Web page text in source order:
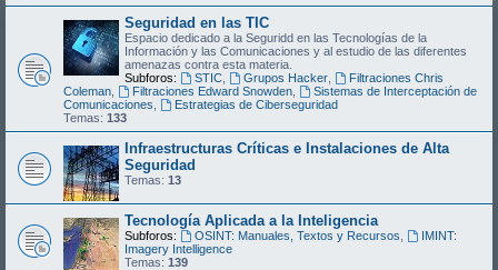
Seguridad en las TIC
Espacio dedicado a la Seguridd en las Tecnologías de la
Información y las Comunicaciones y al estudio de las diferentes
amenazas contra esta materia.
Subforos:
STIC, Grupos Hacker,
Filtraciones Chris
Coleman
Filtraciones Edward Snowden,
Sistemas de Interceptación de
Comunicaciones
Estrategias de Ciberseguridad
Temas: 133
Infraestructuras Críticas e Instalaciones de Alta
Seguridad
Temas: 13
Tecnología Aplicada a la Inteligencia
Subforos: OSINT: Manuales, Textos y Recursos
IMINT:
Imagery Intelligence
Temas: 139